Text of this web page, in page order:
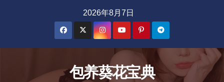
2026年8月7日
包养葵花宝典